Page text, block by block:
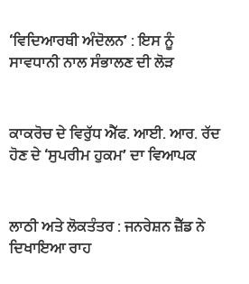
‘ਵਿਦਿਆਰਥੀ ਅੰਦੋਲਨ’ : ਇਸ ਨੂੰ
ਸਾਵਧਾਨੀ ਨਾਲ ਸੰਭਾਲਣ ਦੀ ਲੋੜ
ਕਾਕਰੋਚ ਦੇ ਵਿਰੁੱਧ ਐੱਫ. ਆਈ. ਆਰ. ਰੱਦ
ਹੋਣ ਦੇ ‘ਸੁਪਰੀਮ ਹੁਕਮ’ ਦਾ ਵਿਆਪਕ
ਲਾਠੀ ਅਤੇ ਲੋਕਤੰਤਰ : ਜਨਰੇਸ਼ਨ ਜ਼ੈੱਡ ਨੇ
ਦਿਖਾਇਆ ਰਾਹ